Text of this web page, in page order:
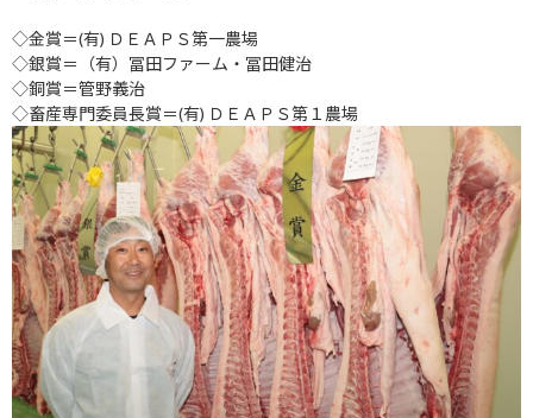
◇金賞＝(有) ＤＥＡＰＳ第一農場
◇銀賞＝（有）冨田ファーム・冨田健治
◇銅賞＝管野義治
◇畜産専門委員長賞＝(有) ＤＥＡＰＳ第１農場